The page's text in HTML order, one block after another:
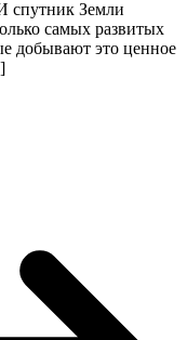
спутник Земли
самых развитых
добывают это ценное